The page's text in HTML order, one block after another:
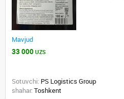
Mavjud
33 000 UZS
Sotuvchi: PS Logistics Group
shahar: Toshkent